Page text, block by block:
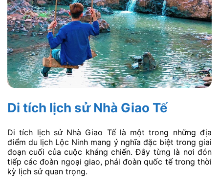
Di tích lịch sử Nhà Giao Tế
Di tích lịch sử Nhà Giao Tế là một trong những địa
điểm du lịch Lộc Ninh mang ý nghĩa đặc biệt trong giai
đoạn cuối của cuộc kháng chiến. Đây từng là nơi đón
tiếp các đoàn ngoại giao, phái đoàn quốc tế trong thời
kỳ lịch sử quan trọng.